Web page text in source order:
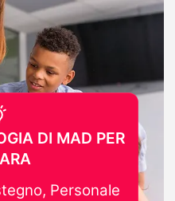
DI MAD PER
Personale